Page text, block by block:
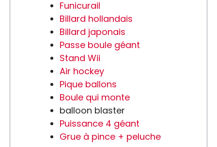
Funicurail
Billard hollandais
Billard japonais
Passe boule géant
Stand Wii
Air hockey
Pique ballons
Boule qui monte
balloon blaster
Puissance 4 géant
Grue à pince + peluche